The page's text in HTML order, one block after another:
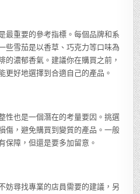
最重要的參考指標。每個品牌和系
些雪茄是以香草、巧克力等口味為
的濃郁香氣。建議你在購買之前，
更好地選擇到合適自己的產品。
性也是一個潛在的考量要因。挑選
傷，避免購買到變質的產品。一般
保障，但還是要多加留意。
妨尋找專業的店員需要的建議，另